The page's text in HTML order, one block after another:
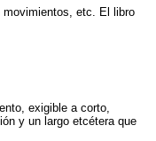
movimientos, etc. El libro
exigible a corto,
y un largo etcétera que